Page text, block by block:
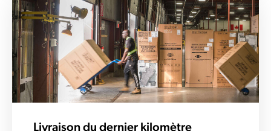
Livraison du dernier kilomètre